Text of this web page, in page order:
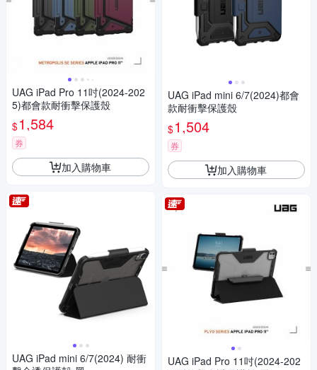
UAG iPad Pro 11吋(2024-202
5)都會款耐衝擊保護殼
$1,584
券
加入購物車
UAG iPad mini 6/7(2024) 耐衝
UAG iPad mini 6/7(2024)都會
款耐衝擊保護殼
$1,504
券
加入購物車
UAG iPad Pro 11吋(2024-202